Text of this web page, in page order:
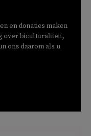
en donaties maken
over biculturaliteit,
ons daarom als u